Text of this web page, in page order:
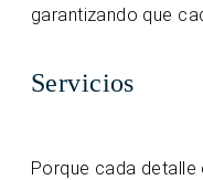
garantizando que
Servicios
Porque cada detalle